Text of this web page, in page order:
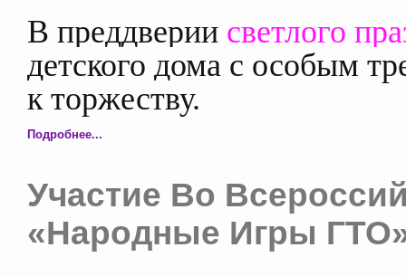
В преддверии светлого
детского дома с особым
к торжеству.
Подробнее...
Участие Во
«Народные Игры